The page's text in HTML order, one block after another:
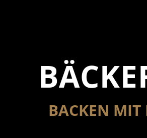
BACKEN MIT